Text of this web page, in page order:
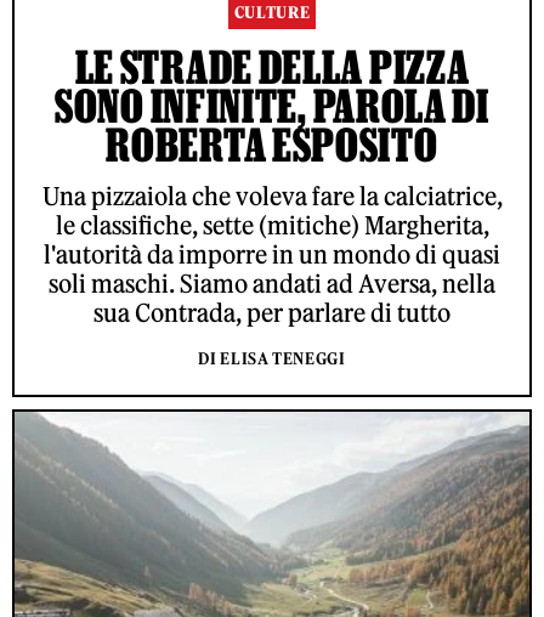
CULTURE
LE STRADE DELLA PIZZA
SONO INFINITE, PAROLA DI
ROBERTA ESPOSITO
Una pizzaiola che voleva fare la calciatrice,
le classifiche, sette (mitiche) Margherita,
l'autorità da imporre in un mondo di quasi
soli maschi. Siamo andati ad Aversa, nella
sua Contrada, per parlare di tutto
DI ELISA TENEGGI